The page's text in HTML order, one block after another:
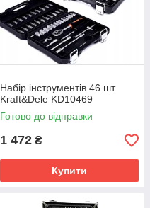
Набір інструментів 46 шт.
Kraft&Dele KD10469
Готово до відправки
1 472 ₴
Купити